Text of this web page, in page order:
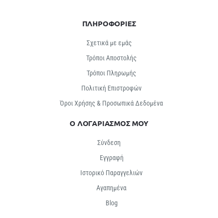
ΠΛΗΡΟΦΟΡΙΕΣ
Σχετικά με εμάς
Τρόποι Αποστολής
Τρόποι Πληρωμής
Πολιτική Επιστροφών
Όροι Χρήσης & Προσωπικά Δεδομένα
Ο ΛΟΓΑΡΙΑΣΜΟΣ ΜΟΥ
Σύνδεση
Εγγραφή
Ιστορικό Παραγγελιών
Αγαπημένα
Βlog